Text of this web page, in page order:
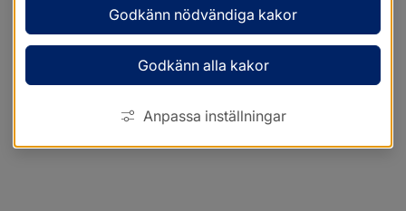
Godkänn nödvändiga kakor
Godkänn alla kakor
Anpassa inställningar